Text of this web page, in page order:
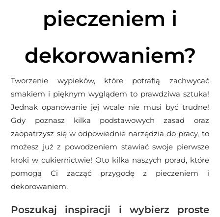
pieczeniem i
dekorowaniem?
Tworzenie wypieków, które potrafią zachwycać
smakiem i pięknym wyglądem to prawdziwa sztuka!
Jednak opanowanie jej wcale nie musi być trudne!
Gdy poznasz kilka podstawowych zasad oraz
zaopatrzysz się w odpowiednie narzędzia do pracy, to
możesz już z powodzeniem stawiać swoje pierwsze
kroki w cukiernictwie! Oto kilka naszych porad, które
pomogą Ci zacząć przygodę z pieczeniem i
dekorowaniem.
Poszukaj inspiracji i wybierz proste